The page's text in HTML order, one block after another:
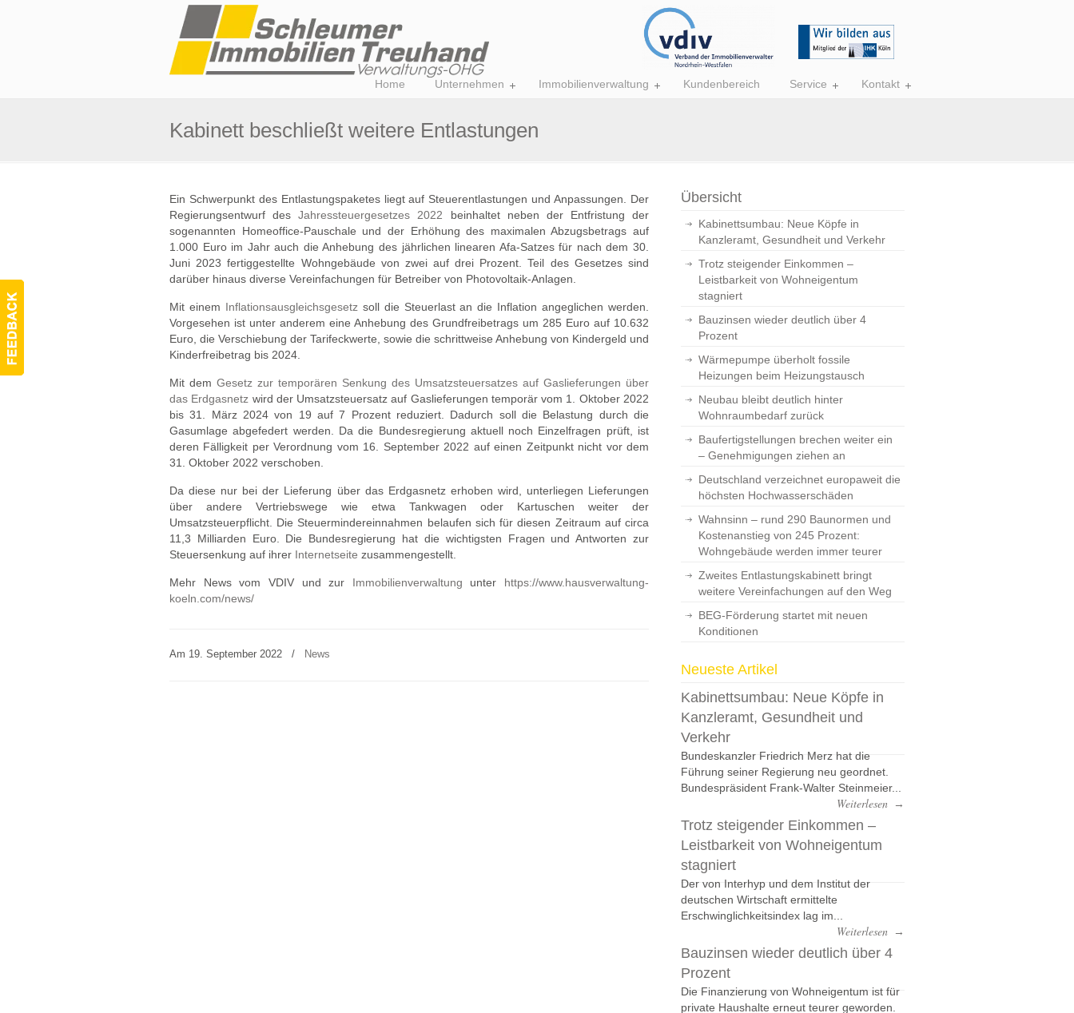
Home Unternehmen Immobilienverwaltung Kundenbereich Service Kontakt
Kabinett beschließt weitere Entlastungen
Ein Schwerpunkt des Entlastungspaketes liegt auf Steuerentlastungen und Anpassungen. Der
Regierungsentwurf desJahressteuergesetzes 2022 beinhaltet neben der Entfristung der
sogenannten Homeoffice-Pauschale und der Erhöhung des maximalen Abzugsbetrags auf
1.000 Euro im Jahr auch die Anhebung des jährlichen linearen Afa-Satzes für nach dem 30.
Juni 2023 fertiggestellte Wohngebäude von zwei auf drei Prozent. Teil des Gesetzes sind
darüber hinaus diverse Vereinfachungen für Betreiber von Photovoltaik-Anlagen.
Mit einem Inflationsausgleichsgesetz soll die Steuerlast an die Inflation angeglichen werden.
Vorgesehen ist unter anderem eine Anhebung des Grundfreibetrags um 285 Euro auf 10.632
Euro, die Verschiebung der Tarifeckwerte, sowie die schrittweise Anhebung von Kindergeld und
Kinderfreibetrag bis 2024.
Mit dem Gesetz zur temporären Senkung des Umsatzsteuersatzes auf Gaslieferungen über
das Erdgasnetz wird der Umsatzsteuersatz auf Gaslieferungen temporär vom 1. Oktober 2022
bis 31. März 2024 von 19 auf 7 Prozent reduziert. Dadurch soll die Belastung durch die
Gasumlage abgefedert werden. Da die Bundesregierung aktuell noch Einzelfragen prüft, ist
deren Fälligkeit per Verordnung vom 16. September 2022 auf einen Zeitpunkt nicht vor dem
31. Oktober 2022 verschoben.
Da diese nur bei der Lieferung über das Erdgasnetz erhoben wird, unterliegen Lieferungen
über andere Vertriebswege wie etwa Tankwagen oder Kartuschen weiter der
Umsatzsteuerpflicht. Die Steuermindereinnahmen belaufen sich für diesen Zeitraum auf circa
11,3 Milliarden Euro. Die Bundesregierung hat die wichtigsten Fragen und Antworten zur
Steuersenkung auf ihrer Internetseite zusammengestellt.
Mehr News vom VDIV und zur Immobilienverwaltung unter https://www.hausverwaltung-
koeln.com/news/
Am 19. September 2022 / News
Übersicht
Kabinettsumbau: Neue Köpfe in
Kanzleramt, Gesundheit und Verkehr
Trotz steigender Einkommen –
Leistbarkeit von Wohneigentum
stagniert
Bauzinsen wieder deutlich über 4
Prozent
Wärmepumpe überholt fossile
Heizungen beim Heizungstausch
Neubau bleibt deutlich hinter
Wohnraumbedarf zurück
Baufertigstellungen brechen weiter ein
– Genehmigungen ziehen an
Deutschland verzeichnet europaweit die
höchsten Hochwasserschäden
Wahnsinn – rund 290 Baunormen und
Kostenanstieg von 245 Prozent:
Wohngebäude werden immer teurer
Zweites Entlastungskabinett bringt
weitere Vereinfachungen auf den Weg
BEG-Förderung startet mit neuen
Konditionen
Neueste Artikel
Kabinettsumbau: Neue Köpfe in
Kanzleramt, Gesundheit und
Verkehr
Bundeskanzler Friedrich Merz hat die
Führung seiner Regierung neu geordnet.
Bundespräsident Frank-Walter Steinmeier...
Weiterlesen →
Trotz steigender Einkommen –
Leistbarkeit von Wohneigentum
stagniert
Der von Interhyp und dem Institut der
deutschen Wirtschaft ermittelte
Erschwinglichkeitsindex lag im...
Weiterlesen →
Bauzinsen wieder deutlich über 4
Prozent
Die Finanzierung von Wohneigentum ist für
private Haushalte erneut teurer geworden.